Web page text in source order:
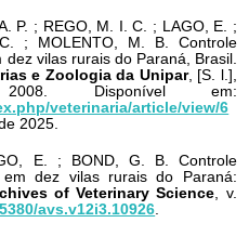
P. ; REGO, M. I. C. ; LAGO, E. ;
; MOLENTO, M. B. Controle
vilas rurais do Paraná, Brasil.
e Zoologia da Unipar, [S. l.],
Disponível em:
veterinaria/article/view/6
2025.
E. ; BOND, G. B. Controle
dez vilas rurais do Paraná:
of Veterinary Science , v.
avs.v12i3.10926